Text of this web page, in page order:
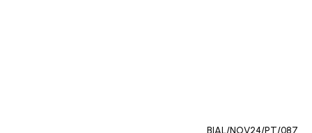
BIAL/NOV24/PT/087